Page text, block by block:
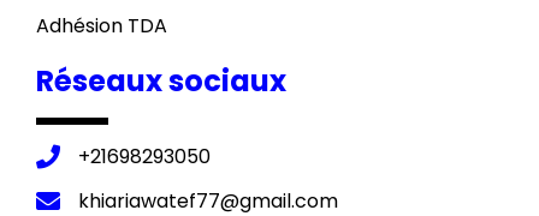
Adhésion TDA
Réseaux sociaux
+21698293050
khiariawatef77@gmail.com